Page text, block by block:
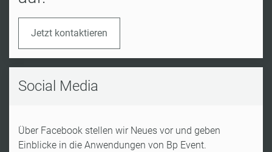
Jetzt kontaktieren
Social Media
Über Facebook stellen wir Neues vor und geben
Einblicke in die Anwendungen von Bp Event.